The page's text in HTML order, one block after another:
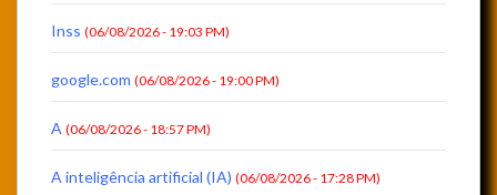
Inss (06/08/2026 - 19:03 PM)
google.com (06/08/2026 - 19:00 PM)
A (06/08/2026 - 18:57 PM)
A inteligência artificial (IA) (06/08/2026 - 17:28 PM)